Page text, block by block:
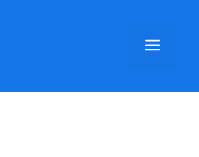
菜
单